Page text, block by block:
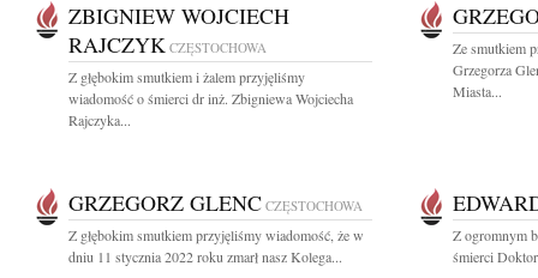
ZBIGNIEW WOJCIECH
RAJCZYK CZĘSTOCHOWA
Z głębokim smutkiem i żalem przyjęliśmy
wiadomość o śmierci dr inż. Zbigniewa Wojciecha
Rajczyka...
Ze smutkiem
Grzegorza
Miasta...
GRZEGORZ GLENC CZĘSTOCHOWA
Z głębokim smutkiem przyjęliśmy wiadomość, że w
dniu 11 stycznia 2022 roku zmarł nasz Kolega...
Z ogromnym
śmierci